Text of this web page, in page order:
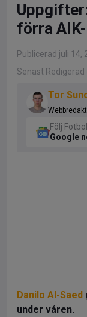
förra
Publicerad juli 14,
Senast Redigerad
Tor
Följ
Google
Danilo Al-Saed
under våren.